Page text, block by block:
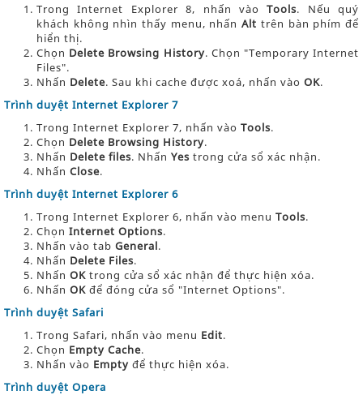
Trong Internet Explorer 8, nhấn vàoTools. Nếu quý
khách không nhìn thấy menu, nhấnAlt trên bàn phím để
hiển thị.
Chọn Delete Browsing History. Chọn "Temporary Internet
Files".
Nhấn Delete. Sau khi cache được xoá, nhấn vào OK.
Trình duyệt Internet Explorer 7
Trong Internet Explorer 7, nhấn vào Tools.
Chọn Delete Browsing History.
Nhấn Delete files. Nhấn Yes trong cửa sổ xác nhận.
Nhấn Close.
Trình duyệt Internet Explorer 6
Trong Internet Explorer 6, nhấn vào menu Tools.
Chọn Internet Options.
Nhấn vào tab General.
Nhấn Delete Files.
Nhấn OK trong cửa sổ xác nhận để thực hiện xóa.
Nhấn OK để đóng cửa sổ "Internet Options".
Trình duyệt Safari
Trong Safari, nhấn vào menu Edit.
Chọn Empty Cache.
Nhấn vào Empty để thực hiện xóa.
Trình duyệt Opera